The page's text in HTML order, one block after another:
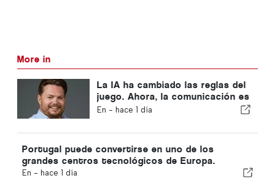
More in
La IA ha cambiado las reglas del
juego. Ahora, la comunicación es
la ventaja competitiva.
En - hace 1 día
Portugal puede convertirse en uno de los
grandes centros tecnológicos de Europa.
En - hace 1 día